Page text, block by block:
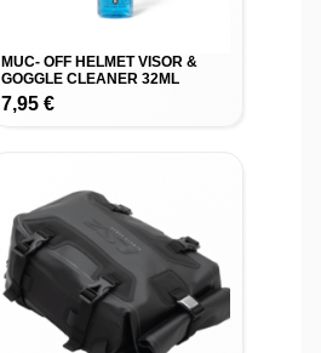
MUC- OFF HELMET VISOR &
GOGGLE CLEANER 32ML
7,95 €